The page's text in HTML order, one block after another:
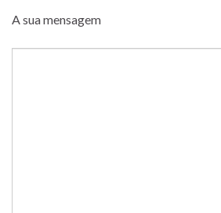
A sua mensagem